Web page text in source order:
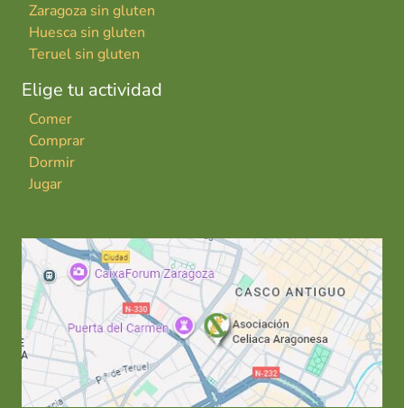
Zaragoza sin gluten
Huesca sin gluten
Teruel sin gluten
Elige tu actividad
Comer
Comprar
Dormir
Jugar